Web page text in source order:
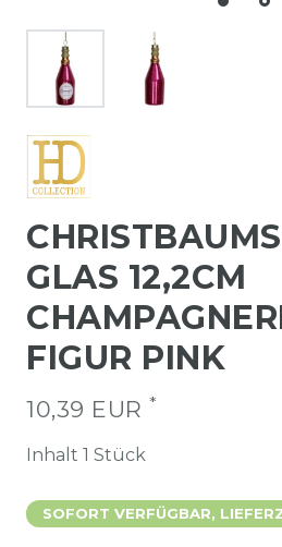
GLAS 12,2CM
FIGUR PINK
10,39 EUR *
Inhalt 1 Stück
SOFORT VERFÜGBAR,